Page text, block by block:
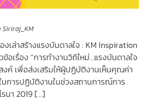
Siriraj_KM
องเล่าสร้างแรงบันดาลใจ : KM Inspiration
ข้อเรื่อง “การทำงานวิถีใหม่…แรงบันดาลใจ
งค์ เพื่อส่งเสริมให้ผู้ปฏิบัติงานเห็นคุณค่า
นการปฏิบัติงานในช่วงสถานการณ์การ
รนา 2019 […]